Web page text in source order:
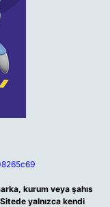
kurum veya şahıs
yalnızca kendi